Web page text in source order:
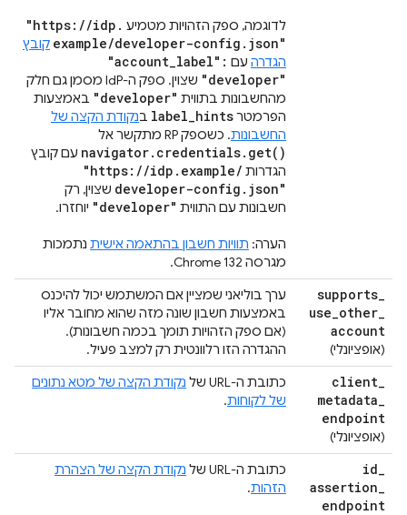
לדוגמה, ספק הזהויות מטמיע "https: //idp .
example/developer-config . json"
קובץ
הגדרה עם "account_label":
"developer"
שצוין. ספק ה-IdP מסמן גם חלק
מהחשבונות בתווית "developer" באמצעות
הפרמטר
label_hints בנקודת הקצה של
החשבונות. כשספק RP מתקשר אל
navigator. credentials. get( )
עם קובץ
הגדרות
"https: //idp . example/
developer-config . json"
שצוין, רק
חשבונות עם התווית "developer" יוחזרו.
הערה: תוויות חשבון בהתאמה אישית נתמכות
מגרסה Chrome 132.
supports_
use_other_
account
(אופציונלי)
ערך בוליאני שמציין אם המשתמש יכול להיכנס
באמצעות חשבון שונה מזה שהוא מחובר אליו
(אם ספק הזהויות תומך בכמה חשבונות).
ההגדרה הזו רלוונטית רק למצב פעיל.
client_
metadata_
endpoint
(אופציונלי)
כתובת ה-URL של
נקודת הקצה של מטא נתונים
של לקוחות.
id_
assertion_
endpoint
כתובת ה-URL של
נקודת הקצה של הצהרת
הזהות.